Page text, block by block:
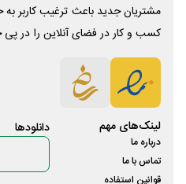
مشتریان جدید باعث ترغیب کاربر
کسب و کار در فضای آنلاین را در
لینک‌های مهم
درباره ما
تماس با ما
قوانین استفاده
دانلود‌ها